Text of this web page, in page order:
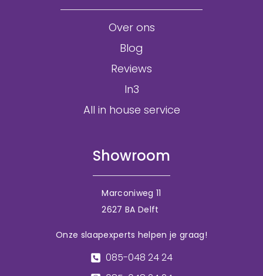
Over ons
Blog
Reviews
In3
All in house service
Showroom
Marconiweg 11
2627 BA Delft
Onze slaapexperts helpen je graag!
085-048 24 24